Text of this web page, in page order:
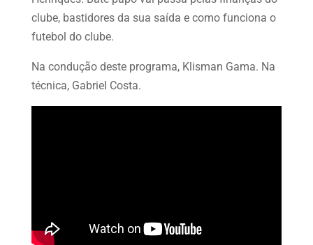
clube, bastidores da sua saída e como funciona o
futebol do clube.
Na condução deste programa, Klisman Gama. Na
técnica, Gabriel Costa.